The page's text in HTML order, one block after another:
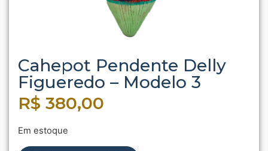
Cahepot Pendente Delly
Figueredo – Modelo 3
R$ 380,00
Em estoque